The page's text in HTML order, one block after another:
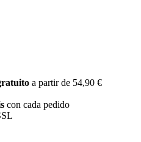
a partir de 54,90 €
con cada pedido